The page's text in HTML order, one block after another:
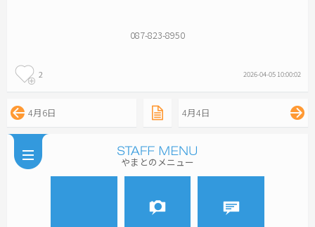
087-823-8950
2 2026-04-05 10:00:02
4月6日 4月4日
やまとのメニュー